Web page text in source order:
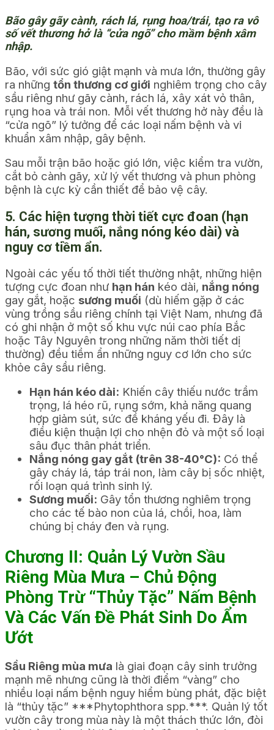
Bão gây gãy cành, rách lá, rụng hoa/trái, tạo ra vô
số vết thương hở là “cửa ngõ” cho mầm bệnh xâm
nhập.
Bão, với sức gió giật mạnh và mưa lớn, thường gây
ra những tổn thương cơ giới nghiêm trọng cho cây
sầu riêng như gãy cành, rách lá, xây xát vỏ thân,
rụng hoa và trái non. Mỗi vết thương hở này đều là
“cửa ngõ” lý tưởng để các loại nấm bệnh và vi
khuẩn xâm nhập, gây bệnh.
Sau mỗi trận bão hoặc gió lớn, việc kiểm tra vườn,
cắt bỏ cành gãy, xử lý vết thương và phun phòng
bệnh là cực kỳ cần thiết để bảo vệ cây.
5. Các hiện tượng thời tiết cực đoan (hạn
hán, sương muối, nắng nóng kéo dài) và
nguy cơ tiềm ẩn.
Ngoài các yếu tố thời tiết thường nhật, những hiện
tượng cực đoan như hạn hán kéo dài, nắng nóng
gay gắt, hoặc sương muối (dù hiếm gặp ở các
vùng trồng sầu riêng chính tại Việt Nam, nhưng đã
có ghi nhận ở một số khu vực núi cao phía Bắc
hoặc Tây Nguyên trong những năm thời tiết dị
thường) đều tiềm ẩn những nguy cơ lớn cho sức
khỏe cây sầu riêng.
Hạn hán kéo dài: Khiến cây thiếu nước trầm
trọng, lá héo rũ, rụng sớm, khả năng quang
hợp giảm sút, sức đề kháng yếu đi. Đây là
điều kiện thuận lợi cho nhện đỏ và một số loại
sâu đục thân phát triển.
Nắng nóng gay gắt (trên 38-40°C): Có thể
gây cháy lá, táp trái non, làm cây bị sốc nhiệt,
rối loạn quá trình sinh lý.
Sương muối: Gây tổn thương nghiêm trọng
cho các tế bào non của lá, chồi, hoa, làm
chúng bị cháy đen và rụng.
Chương II: Quản Lý Vườn Sầu
Riêng Mùa Mưa – Chủ Động
Phòng Trừ “Thủy Tặc” Nấm Bệnh
Và Các Vấn Đề Phát Sinh Do Ẩm
Ướt
Sầu Riêng mùa mưa là giai đoạn cây sinh trưởng
mạnh mẽ nhưng cũng là thời điểm “vàng” cho
nhiều loại nấm bệnh nguy hiểm bùng phát, đặc biệt
là “thủy tặc” ***Phytophthora spp.***. Quản lý tốt
vườn cây trong mùa này là một thách thức lớn, đòi